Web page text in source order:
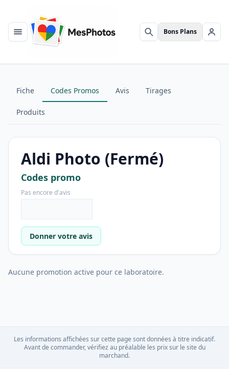
Menu Rechercher
Bons Plans Se
Fiche Codes Promos Avis Tirages
Produits
Aldi Photo (Fermé)
Codes promo
Pas encore d'avis
Donner votre avis
Aucune promotion active pour ce laboratoire.
Les informations affichées sur cette page sont données à titre indicatif.
Avant de commander, vérifiez au préalable les prix sur le site du
marchand.